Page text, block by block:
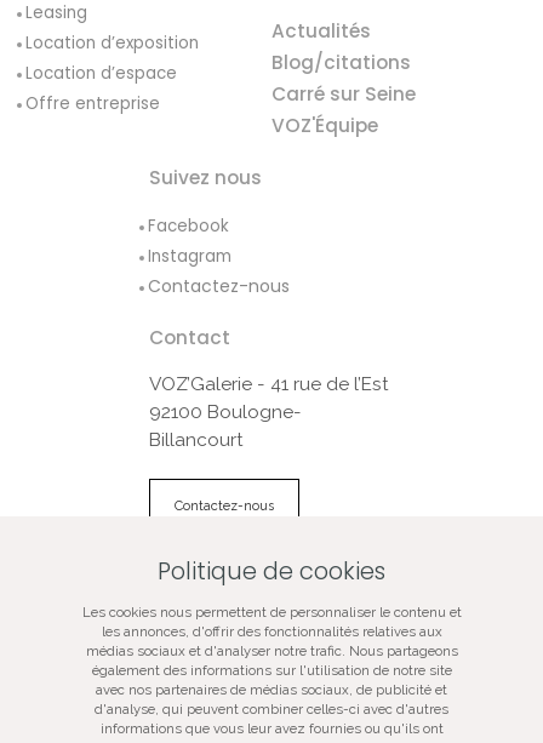
Leasing
Location d’exposition
Location d’espace
Offre entreprise
Actualités
Blog/citations
Carré sur Seine
VOZ'Équipe
Suivez nous
Facebook
Instagram
Contactez-nous
Contact
VOZ’Galerie - 41 rue de l’Est
92100 Boulogne-
Billancourt
Contactez-nous
VOZ‘Galerie
VOZ‘Image
Mentions légales
Plan du site
Politique de cookies
Les cookies nous permettent de personnaliser le contenu et
les annonces, d'offrir des fonctionnalités relatives aux
médias sociaux et d'analyser notre trafic. Nous partageons
également des informations sur l'utilisation de notre site
avec nos partenaires de médias sociaux, de publicité et
d'analyse, qui peuvent combiner celles-ci avec d'autres
informations que vous leur avez fournies ou qu'ils ont